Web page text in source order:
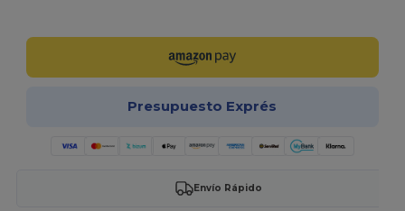
Presupuesto Exprés
Envío Rápido